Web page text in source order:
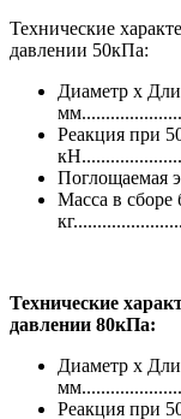
Технические
давлении 50кПа:
Диаметр х
Реакция при
Поглощаемая
Масса в сборе
Технические
давлении 80кПа:
Диаметр х
Реакция при